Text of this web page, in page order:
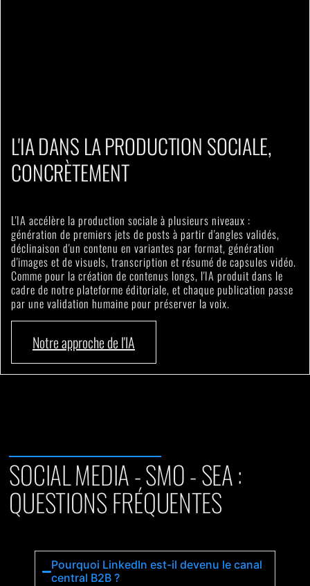
L'IA DANS LA PRODUCTION SOCIALE,
CONCRÈTEMENT
L'IA accélère la production sociale à plusieurs niveaux :
génération de premiers jets de posts à partir d'angles validés,
déclinaison d'un contenu en variantes par format, génération
d'images et de visuels, transcription et résumé de capsules vidéo.
Comme pour la création de contenus longs, l'IA produit dans le
cadre de notre plateforme éditoriale, et chaque publication passe
par une validation humaine pour préserver la voix.
Notre approche de l'IA
SOCIAL MEDIA - SMO - SEA :
QUESTIONS FRÉQUENTES
Pourquoi LinkedIn est-il devenu le canal
central B2B ?